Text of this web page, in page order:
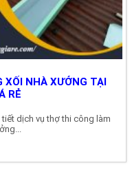
XỐI NHÀ XƯỞNG TẠI
RẺ
dịch vụ thợ thi công làm